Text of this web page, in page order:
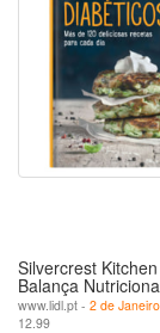
Silvercrest
Balança
www.lidl.pt - 2 de
12.99